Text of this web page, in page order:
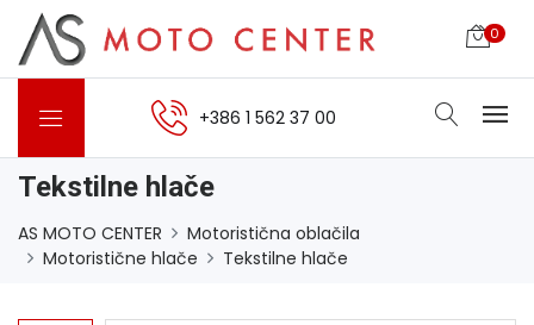
0
+386 1 562 37 00
Tekstilne hlače
AS MOTO CENTER
Motoristična oblačila
Motoristične hlače
Tekstilne hlače